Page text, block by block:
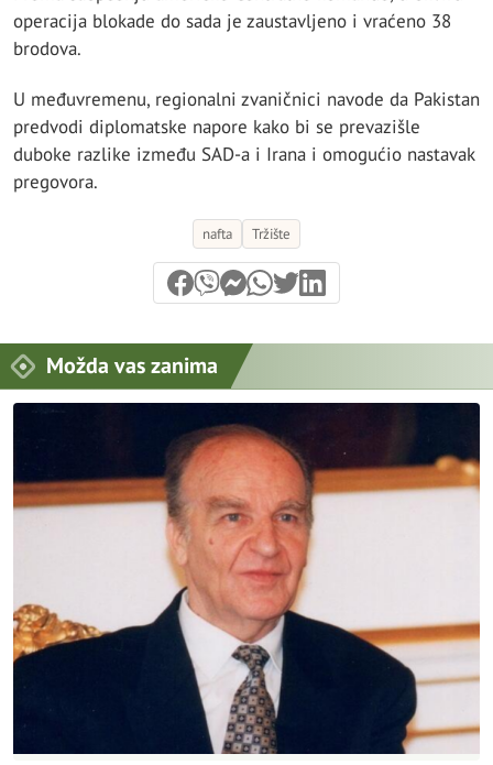
operacija blokade do sada je zaustavljeno i vraćeno 38
brodova.
U međuvremenu, regionalni zvaničnici navode da Pakistan
predvodi diplomatske napore kako bi se prevazišle
duboke razlike između SAD-a i Irana i omogućio nastavak
pregovora.
nafta Tržište
Možda vas zanima